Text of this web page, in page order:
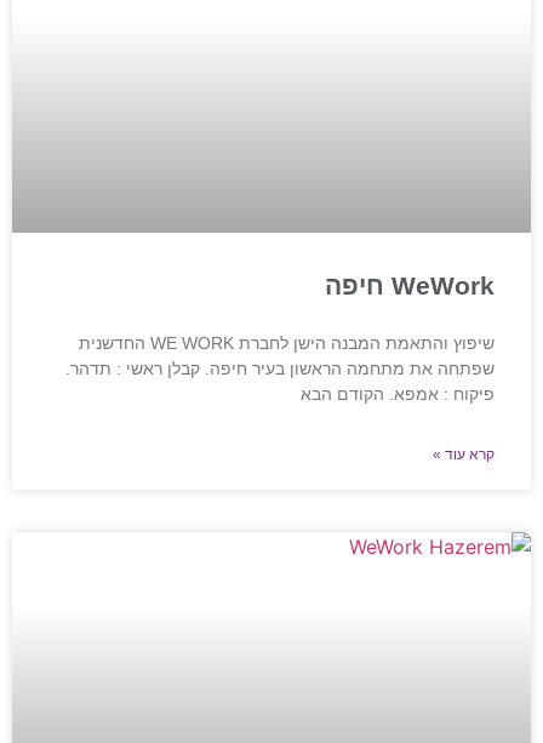
WeWork חיפה
שיפוץ והתאמת המבנה הישן לחברת WE WORK החדשנית
שפתחה את מתחמה הראשון בעיר חיפה. קבלן ראשי : תדהר.
פיקוח : אמפא. הקודם הבא
קרא עוד »